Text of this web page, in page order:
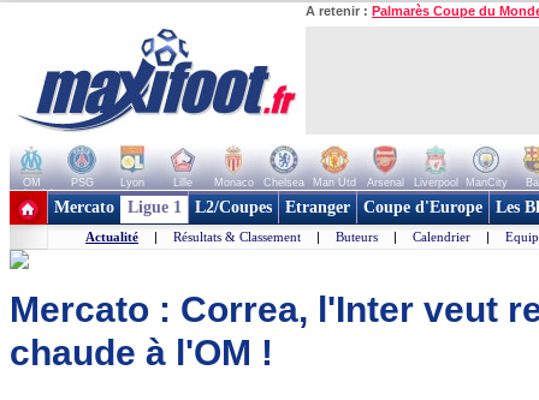
A retenir : Palmarès Coupe du
OM PSG Lyon Lille Monaco Chelsea Man Utd Arsenal Liverpool ManCity
+ de clubs
Mercato Ligue 1 L2/Coupes Etranger Coupe d'Europe Les
Actualité | Résultats & Classement | Buteurs | Calendrier |
Mercato : Correa, l'Inter veut
chaude à l'OM !